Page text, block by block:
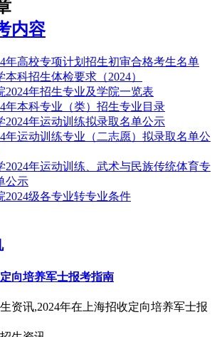
内容
年高校专项计划招生初审合格考生名单
科招生体检要求（2024）
2024年招生专业及学院一览表
年本科专业（类）招生专业目录
2024年运动训练拟录取名单公示
年运动训练专业（二志愿）拟录取名单公
2024年运动训练、武术与民族传统体育专
公示
2024级各专业转专业条件
向培养军士报考指南
资讯,2024年在上海招收定向培养军士报